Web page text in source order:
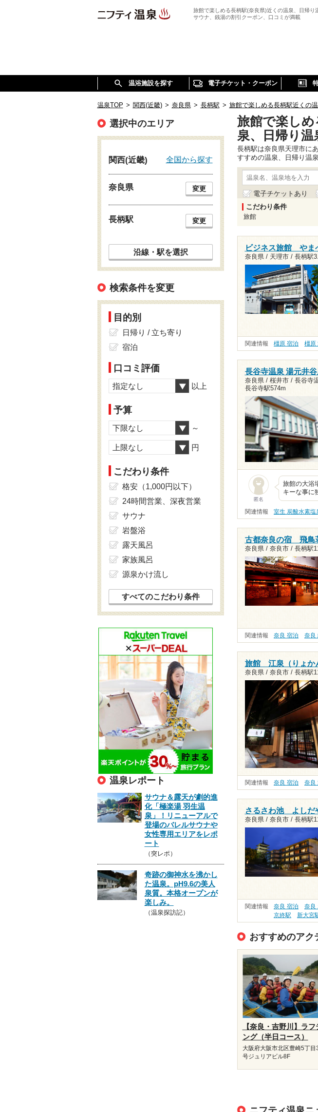
旅館で楽しめる長柄駅(奈良県)近くの温泉、日帰り
サウナ、銭湯の割引クーポン、口コミが満載
温浴施設を探す 電子チケット・クーポン
温泉TOP > 関西(近畿) > 奈良県 > 長柄駅 > 旅館で楽しめる長柄駅近くの
旅館で楽し
泉、日帰り
長柄駅は奈良県天理市に
すすめの温泉、日帰り温
電子チケットあり
こだわり条件
旅館
ビジネス旅館 やま
奈良県 / 天理市 / 長柄駅
関連情報 橿原 宿泊 橿原
長谷寺温泉 湯元井
奈良県 / 桜井市 / 長谷寺
長谷寺駅574m
匿名
旅館の大浴
キーな事に
関連情報 室生 炭酸水素塩
古都奈良の宿 飛鳥
奈良県 / 奈良市 / 長柄駅
関連情報 奈良 宿泊 奈良
旅館 江泉（りょか
奈良県 / 奈良市 / 長柄駅
関連情報 奈良 宿泊 奈良
さるさわ池 よしだ
奈良県 / 奈良市 / 長柄駅
関連情報 奈良 宿泊 奈良
京終駅
新大宮
おすすめのアク
【奈良・吉野川】ラフ
ング（半日コース）
大阪府大阪市北区豊崎5丁目
号ジュリアビル8F
選択中のエリア
関西(近畿) 全国から探す
奈良県 変更
長柄駅 変更
沿線・駅を選択
検索条件を変更
目的別
日帰り / 立ち寄り
宿泊
口コミ評価
指定なし 以上
予算
下限なし ～
上限なし 円
こだわり条件
格安（1,000円以下）
24時間営業、深夜営業
サウナ
岩盤浴
露天風呂
家族風呂
源泉かけ流し
すべてのこだわり条件
温泉レポート
サウナ＆露天が劇的進
化「極楽湯 羽生温
泉」！リニューアルで
登場のバレルサウナや
女性専用エリアをレポ
ート
（突レポ）
奇跡の御神水を沸かし
た温泉。pH9.6の美人
泉質。本格オープンが
楽しみ。
（温泉探訪記）